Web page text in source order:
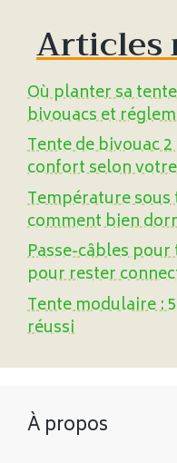
Articles
Où planter sa
bivouacs et
Tente de bivouac
confort selon
Température sous
comment bien
Passe-câbles
pour rester
Tente modulaire :
réussi
À propos